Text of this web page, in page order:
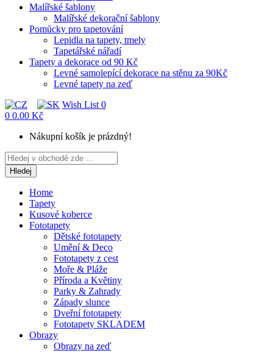
Malířské šablony
Malířské dekorační šablony
Pomůcky pro tapetování
Lepidla na tapety, tmely
Tapetářské nářadí
Tapety a dekorace od 90 Kč
Levné samolepící dekorace na stěnu za 90Kč
Levné tapety na zeď
Wish List 0
0 0.00 Kč
Nákupní košík je prázdný!
Hledej
Home
Tapety
Kusové koberce
Fototapety
Dětské fototapety
Umění & Deco
Fototapety z cest
Moře & Pláže
Příroda a Květiny
Parky & Zahrady
Západy slunce
Dveřní fototapety
Fototapety SKLADEM
Obrazy
Obrazy na zeď